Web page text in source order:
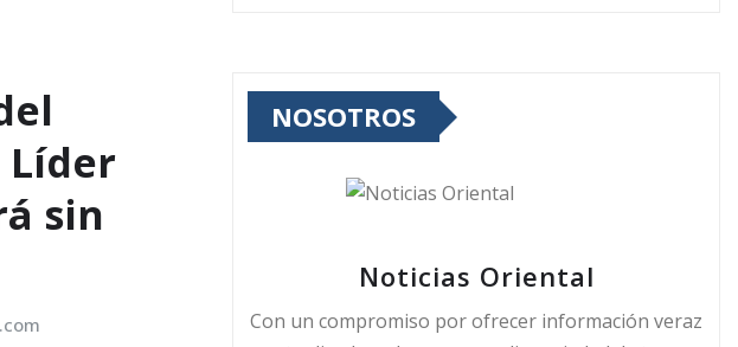
Líder
sin
NOSOTROS
Noticias Oriental
Con un compromiso por ofrecer información veraz